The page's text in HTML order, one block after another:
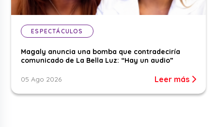
ESPECTÁCULOS
Magaly anuncia una bomba que contradeciría
comunicado de La Bella Luz: “Hay un audio”
05 Ago 2026 Leer más